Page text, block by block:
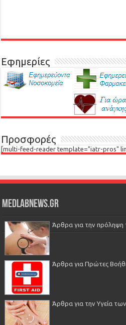
Εφημερίες
Προσφορές
[multi-feed-reader template="iatr-pros"
Medlabnews.gr
Άρθρα για την πρόληψη
Άρθρα για Πρώτες
Άρθρα για την Υγεία